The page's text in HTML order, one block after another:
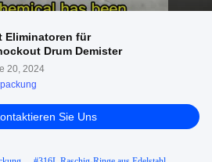
Eliminatoren für
Drum Demister
20, 2024
Sie Uns